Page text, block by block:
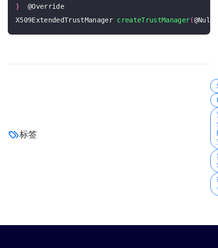
}
  @Override
X509ExtendedTrustManager createTrustManager(
标签